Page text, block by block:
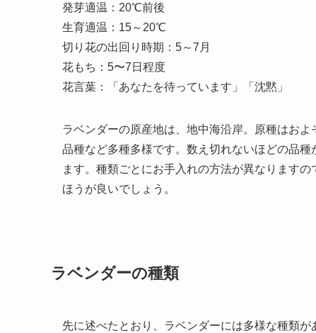
発芽適温：20℃前後
生育適温：15～20℃
切り花の出回り時期：5～7月
花もち：5〜7日程度
花言葉：「あなたを待っています」「沈黙」
ラベンダーの原産地は、地中海沿岸。原種はお
品種など多種多様です。数え切れないほどの品
ます。種類ごとにお手入れの方法が異なります
ほうが良いでしょう。
ラベンダーの種類
先に述べたとおり、ラベンダーには多様な種類